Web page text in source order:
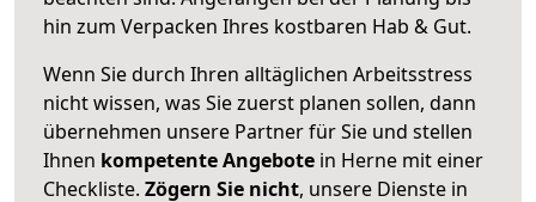
hin zum Verpacken Ihres kostbaren Hab & Gut.
Wenn Sie durch Ihren alltäglichen Arbeitsstress
nicht wissen, was Sie zuerst planen sollen, dann
übernehmen unsere Partner für Sie und stellen
Ihnen kompetente Angebote in Herne mit einer
Checkliste. Zögern Sie nicht, unsere Dienste in